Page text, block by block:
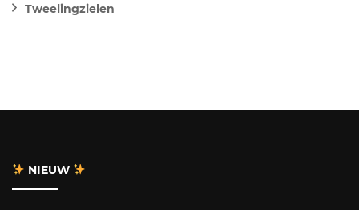
Tweelingzielen
NIEUW